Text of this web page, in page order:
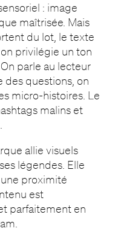
: image
maîtrisée. Mais
du lot, le texte
privilégie un ton
parle au lecteur
des questions, on
micro-histoires. Le
malins et
allie visuels
légendes. Elle
proximité
est
parfaitement en